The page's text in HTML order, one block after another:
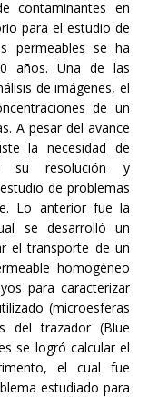
contaminantes en
para el estudio de
permeables se ha
años. Una de las
de imágenes, el
de un
A pesar del avance
la necesidad de
su resolución y
de problemas
Lo anterior fue la
se desarrolló un
el transporte de un
homogéneo
para caracterizar
(microesferas
del trazador (Blue
se logró calcular el
el cual fue
estudiado para